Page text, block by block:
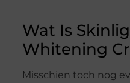
Wat Is
Whitening
Misschien toch nog